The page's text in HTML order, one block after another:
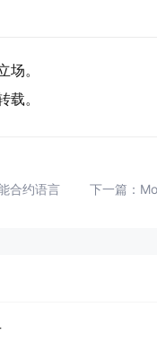
。
。
合约语言 下一篇：